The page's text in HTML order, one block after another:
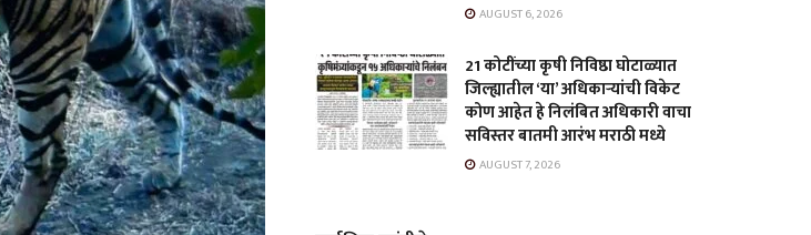
AUGUST 6, 2026
21 कोटींच्या कृषी निविष्ठा घोटाळ्यात
जिल्ह्यातील ‘या’ अधिकाऱ्यांची विकेट
कोण आहेत हे निलंबित अधिकारी वाचा
सविस्तर बातमी आरंभ मराठी मध्ये
AUGUST 7, 2026